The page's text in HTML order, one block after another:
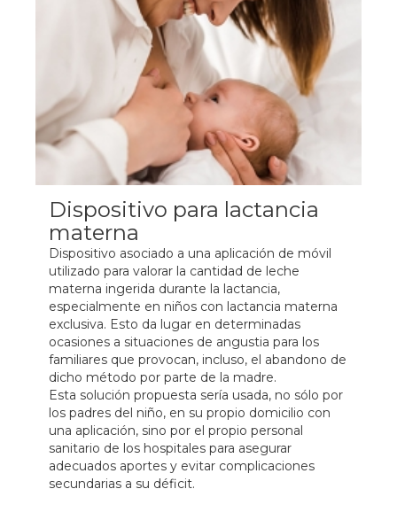
Dispositivo para lactancia
materna
Dispositivo asociado a una aplicación de móvil
utilizado para valorar la cantidad de leche
materna ingerida durante la lactancia,
especialmente en niños con lactancia materna
exclusiva. Esto da lugar en determinadas
ocasiones a situaciones de angustia para los
familiares que provocan, incluso, el abandono de
dicho método por parte de la madre.
Esta solución propuesta sería usada, no sólo por
los padres del niño, en su propio domicilio con
una aplicación, sino por el propio personal
sanitario de los hospitales para asegurar
adecuados aportes y evitar complicaciones
secundarias a su déficit.